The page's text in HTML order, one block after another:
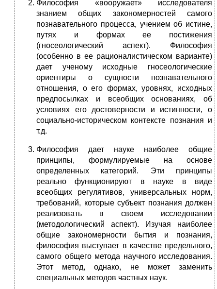
Философия «вооружает» исследователя
знанием общих закономерностей самого
познавательного процесса, учением об истине,
путях и формах ее постижения
(гносеологический аспект). Философия
(особенно в ее рационалистическом варианте)
дает ученому исходные гносеологические
ориентиры о сущности познавательного
отношения, о его формах, уровнях, исходных
предпосылках и всеобщих основаниях, об
условиях его достоверности и истинности, о
социально-историческом контексте познания и
т.д.
Философия дает науке наиболее общие
принципы, формулируемые на основе
определенных категорий. Эти принципы
реально функционируют в науке в виде
всеобщих регулятивов, универсальных норм,
требований, которые субъект познания должен
реализовать в своем исследовании
(методологический аспект). Изучая наиболее
общие закономерности бытия и познания,
философия выступает в качестве предельного,
самого общего метода научного исследования.
Этот метод, однако, не может заменить
специальных методов частных наук.